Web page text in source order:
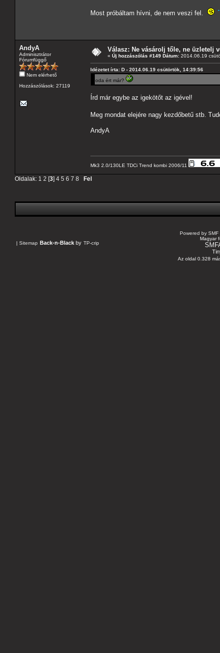
Most próbáltam hívni, de nem veszi fel.
AndyA
Adminisztrátor
Fórumfüggő
Nem elérhető
Hozzászólások: 27119
Válasz: Ne vásárolj tőle, ne üzletelj
« Új hozzászólás #149 Dátum: 2014.06.19
Idézetet írta: D - 2014.06.19 csütörtök, 14:39:56
oda ért már?
Írd már egybe az igekötőt az igével!
Meg mondat elejére nagy kezdőbetű stb.
AndyA
Mk3 2.0/130LE TDCi Trend kombi 2006/11
Oldalak: 1 2 [3] 4 5 6 7 8 Fel
| Sitemap Back-n-Black by TP-crip
Powered by SMF
Magyar
Az oldal 0.328